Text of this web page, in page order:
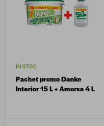
ÎN STOC
Pachet promo Danke
Interior 15 L + Amorsa 4 L